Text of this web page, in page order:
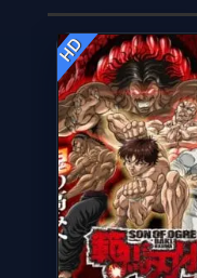
HD